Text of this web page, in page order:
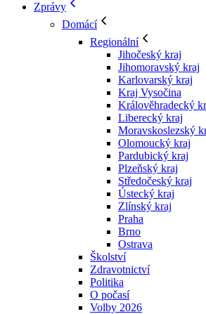
Zprávy
Domácí
Regionální
Jihočeský kraj
Jihomoravský kraj
Karlovarský kraj
Kraj Vysočina
Králověhradecký
Liberecký kraj
Moravskoslezský
Olomoucký kraj
Pardubický kraj
Plzeňský kraj
Středočeský kraj
Ústecký kraj
Zlínský kraj
Praha
Brno
Ostrava
Školství
Zdravotnictví
Politika
O počasí
Volby 2026